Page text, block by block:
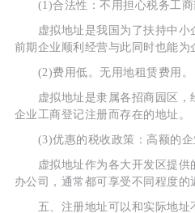
(1)合法性：不用担心税务工商
虚拟地址是我国为了扶持中小
前期企业顺利经营与此同时也能为
(2)费用低。无用地租赁费用。
虚拟地址是隶属各招商园区，
企业工商登记注册而存在的地址。
(3)优惠的税收政策：高额的企
虚拟地址作为各大开发区提供
办公司，通常都可享受不同程度的
五、注册地址可以和实际地址